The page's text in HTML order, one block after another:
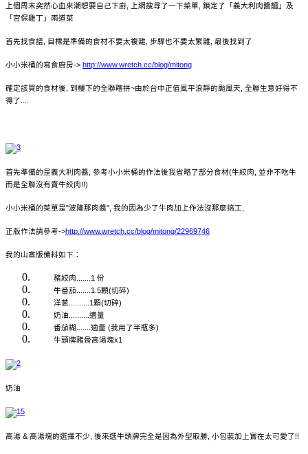
上個周末突然心血來潮想要自己下廚, 上網搜尋了一下菜單, 鎖定了「義大利肉醬麵」及
「宮保雞丁」兩道菜
首先找食譜, 目標是準備的食材不要太複雜, 步驟也不要太繁雜, 最後找到了
小小米桶的寫食廚房-> http://www.wretch.cc/blog/mitong
確定該買的食材後, 到樓下的全聯瞎拼~由於台中正值風平浪靜的颱風天, 全聯生意好得不
得了....
首先準備的昰義大利肉醬, 參考小小米桶的作法後我省略了部分食材(牛絞肉, 並非不吃牛
而是全聯沒有賣牛絞肉!!)
小小米桶的菜單是"波隆那肉醬", 我的因為少了牛肉加上作法沒那麼搞工,
正版作法請參考->http://www.wretch.cc/blog/mitong/22969746
我的山寨版備料如下：
豬絞肉.......1 份
牛番茄.......1.5顆(切碎)
洋蔥..........1顆(切碎)
奶油..........適量
番茄糊.......適量 (我用了半瓶多)
牛頭牌豬骨高湯塊x1
奶油
高湯 & 高湯塊的選擇不少, 後來選牛頭牌完全是因為外型取勝, 小包裝加上實在太可愛了!!